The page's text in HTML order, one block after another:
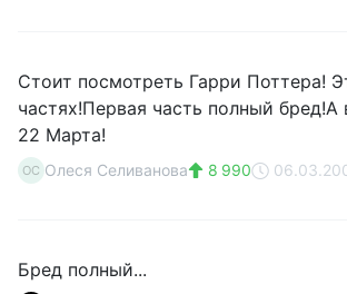
Стоит посмотреть Гарри Поттера!
частях!Первая часть полный бред!А
22 Марта!
ОС Олеся Селиванова 8 990
Бред полный...